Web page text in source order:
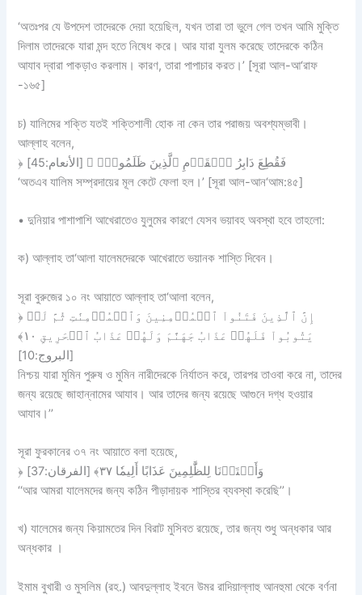
‘অতঃপর যে উপদেশ তাদেরকে দেয়া হয়েছিল, যখন তারা তা ভুলে গেল তখন আমি মুক্তি
দিলাম তাদেরকে যারা মন্দ হতে নিষেধ করে। আর যারা যুলম করেছে তাদেরকে কঠিন
আযাব দ্বারা পাকড়াও করলাম। কারণ, তারা পাপাচার করত।’ [সূরা আল-আ‘রাফ
-১৬৫]
চ) যালিমের শক্তি যতই শক্তিশালী হোক না কেন তার পরাজয় অবশ্যম্ভাবী।
আল্লাহ বলেন,
﴿ فَقُطِعَ دَابِرُ ٱلۡقَوۡمِ ٱلَّذِينَ ظَلَمُواْۚ ﴾ [الأنعام:45]
‘অতএব যালিম সম্প্রদায়ের মূল কেটে ফেলা হল।’ [সূরা আল-আন‘আম:৪৫]
• দুনিয়ার পাশাপাশি আখেরাতেও যুলুমের কারণে যেসব ভয়াবহ অবস্থা হবে তাহলো:
ক) আল্লাহ তা‘আলা যালেমদেরকে আখেরাতে ভয়ানক শাস্তি দিবেন।
সূরা বুরুজের ১০ নং আয়াতে আল্লাহ তা‘আলা বলেন,
﴿ إِنَّ ٱلَّذِينَ فَتَنُواْ ٱلۡمُؤۡمِنِينَ وَٱلۡمُؤۡمِنَٰتِ ثُمَّ لَمۡ
يَتُوبُواْ فَلَهُمۡ عَذَابُ جَهَنَّمَ وَلَهُمۡ عَذَابُ ٱلۡحَرِيقِ ١٠﴾
[البروج:10]
নিশ্চয় যারা মুমিন পুরুষ ও মুমিন নারীদেরকে নির্যাতন করে, তারপর তাওবা করে না, তাদের
জন্য রয়েছে জাহান্নামের আযাব। আর তাদের জন্য রয়েছে আগুনে দগ্ধ হওয়ার
আযাব।’’
সূরা ফুরকানের ৩৭ নং আয়াতে বলা হয়েছে,
﴿ وَأَعۡتَدۡنَا لِلظَّٰلِمِينَ عَذَابًا أَلِيمٗا ٣٧﴾ [الفرقان:37]
‘‘আর আমরা যালেমদের জন্য কঠিন পীড়াদায়ক শাস্তির ব্যবস্থা করেছি’’।
খ) যালেমের জন্য কিয়ামতের দিন বিরাট মুসিবত রয়েছে, তার জন্য শুধু অন্ধকার আর
অন্ধকার ।
ইমাম বুখারী ও মুসলিম (রহ.) আবদুল্লাহ ইবনে উমর রাদিয়াল্লাহু আনহুমা থেকে বর্ণনা